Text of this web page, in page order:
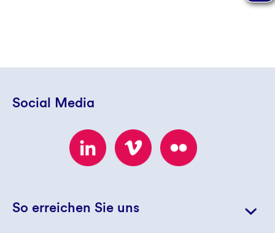
Social Media
So erreichen Sie uns